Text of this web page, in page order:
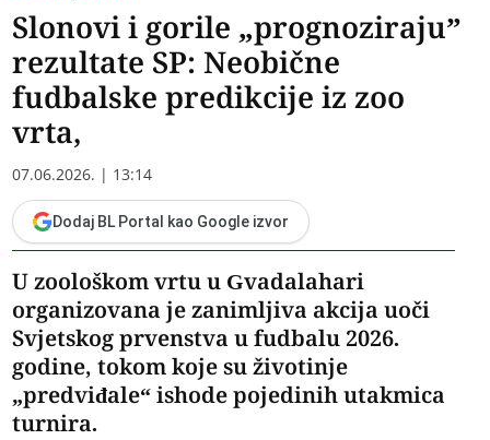
Slonovi i gorile „prognoziraju”
rezultate SP: Neobične
fudbalske predikcije iz zoo
vrta,
07.06.2026. | 13:14
Dodaj BL Portal kao Google izvor
U zoološkom vrtu u Gvadalahari
organizovana je zanimljiva akcija uoči
Svjetskog prvenstva u fudbalu 2026.
godine, tokom koje su životinje
„predviđale“ ishode pojedinih utakmica
turnira.